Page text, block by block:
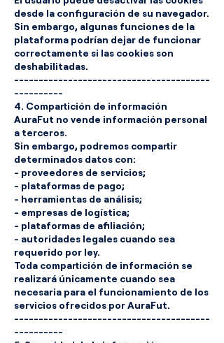
desde la configuración de su navegador.
Sin embargo, algunas funciones de la
plataforma podrían dejar de funcionar
correctamente si las cookies son
deshabilitadas.
----------------------------------------
----------
4. Compartición de información
AuraFut no vende información personal
a terceros.
Sin embargo, podremos compartir
determinados datos con:
- proveedores de servicios;
- plataformas de pago;
- herramientas de análisis;
- empresas de logística;
- plataformas de afiliación;
- autoridades legales cuando sea
requerido por ley.
Toda compartición de información se
realizará únicamente cuando sea
necesaria para el funcionamiento de los
servicios ofrecidos por AuraFut.
----------------------------------------
----------